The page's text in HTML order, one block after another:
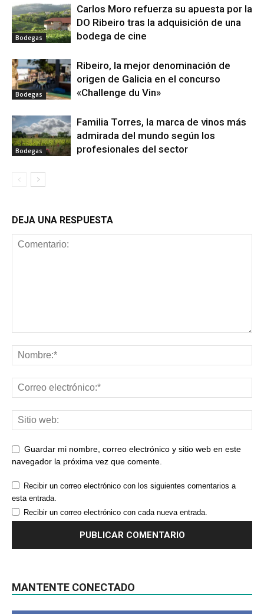
Bodegas
Carlos Moro refuerza su apuesta por la
DO Ribeiro tras la adquisición de una
bodega de cine
Bodegas
Ribeiro, la mejor denominación de
origen de Galicia en el concurso
«Challenge du Vin»
Bodegas
Familia Torres, la marca de vinos más
admirada del mundo según los
profesionales del sector
DEJA UNA RESPUESTA
Guardar mi nombre, correo electrónico y sitio web en este
navegador la próxima vez que comente.
Recibir un correo electrónico con los siguientes comentarios a
esta entrada.
Recibir un correo electrónico con cada nueva entrada.
MANTENTE CONECTADO